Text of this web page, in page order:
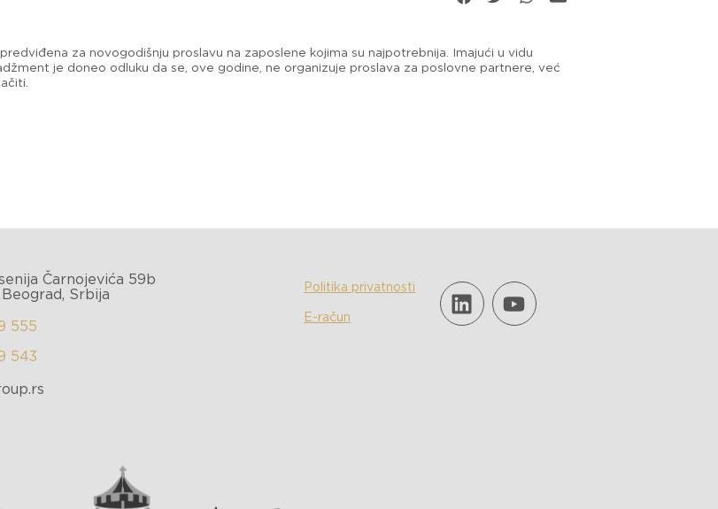
za novogodišnju proslavu na zaposlene kojima su najpotrebnija. Imajući u vidu
je doneo odluku da se, ove godine, ne organizuje proslava za poslovne partnere, već
Čarnojevića 59b
Srbija
555
543
Politika privatnosti
E-račun